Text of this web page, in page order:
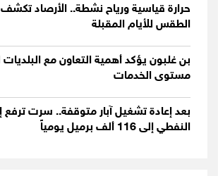
حرارة قياسية ورياح نشطة.. الأرصاد
الطقس للأيام المقبلة
بن غلبون يؤكد أهمية التعاون مع
مستوى الخدمات
بعد إعادة تشغيل آبار متوقفة.. سرت ترفع
النفطي إلى 116 ألف برميل يومياً